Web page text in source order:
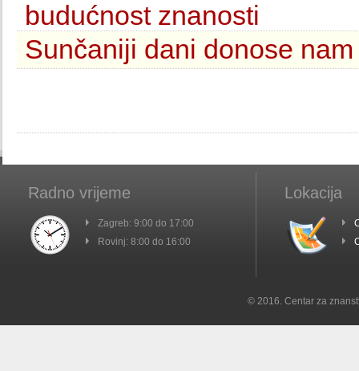
budućnost znanosti
Sunčaniji dani donose
Radno vrijeme
Zagreb: 9:00 do 17:00
Rovinj: 8:00 do 16:00
Lokacija
© 2016. Centar za